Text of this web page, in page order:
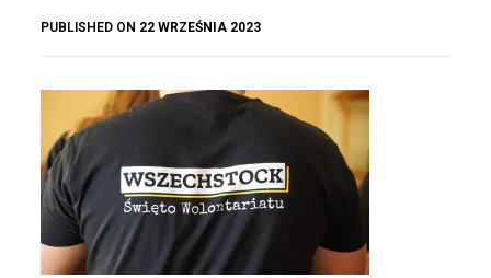
PUBLISHED ON 22 WRZEŚNIA 2023